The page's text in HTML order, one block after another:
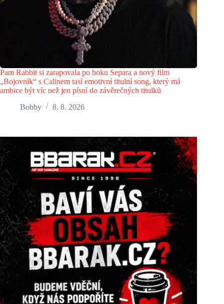
Pam Rabbit si zarapovala po boku Separa a nový film
„Bojovník“ s Calinem tasí emotivní titulní song, který má
ambice být víc než jen písní do závěrečných titulků
Bobby
8. 8. 2026